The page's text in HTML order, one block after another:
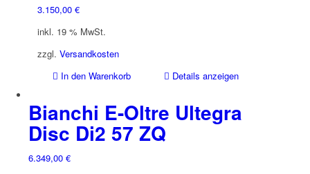
3.150,00 €
inkl. 19 % MwSt.
zzgl. Versandkosten
In den Warenkorb
Details anzeigen
Bianchi E-Oltre Ultegra
Disc Di2 57 ZQ
6.349,00 €